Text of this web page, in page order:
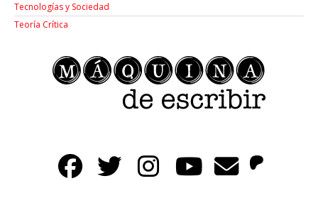
Tecnologías y Sociedad
Teoría Crítica